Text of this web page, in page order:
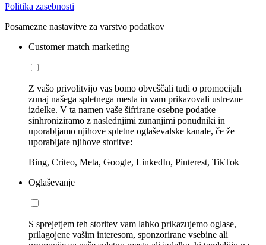
Politika zasebnosti
Posamezne nastavitve za varstvo podatkov
Customer match marketing
Z vašo privolitvijo vas bomo obveščali tudi o promocijah
zunaj našega spletnega mesta in vam prikazovali ustrezne
izdelke. V ta namen vaše šifrirane osebne podatke
sinhroniziramo z naslednjimi zunanjimi ponudniki in
uporabljamo njihove spletne oglaševalske kanale, če že
uporabljate njihove storitve:
Bing, Criteo, Meta, Google, LinkedIn, Pinterest, TikTok
Oglaševanje
S sprejetjem teh storitev vam lahko prikazujemo oglase,
prilagojene vašim interesom, sponzorirane vsebine ali